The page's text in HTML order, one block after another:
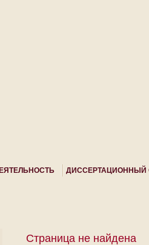
ДИССЕРТАЦИОННЫЙ
Страница не найдена